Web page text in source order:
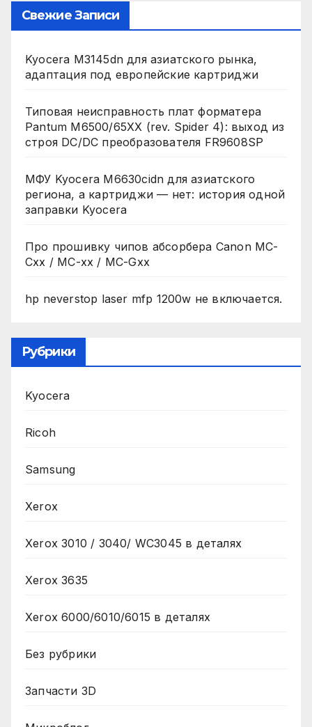
Свежие Записи
Kyocera M3145dn для азиатского рынка,
адаптация под европейские картриджи
Типовая неисправность плат форматера
Pantum M6500/65XX (rev. Spider 4): выход из
строя DC/DC преобразователя FR9608SP
МФУ Kyocera M6630cidn для азиатского
региона, а картриджи — нет: история одной
заправки Kyocera
Про прошивку чипов абсорбера Canon MC-
Cxx / MC-xx / MC-Gxx
hp neverstop laser mfp 1200w не включается.
Рубрики
Kyocera
Ricoh
Samsung
Xerox
Xerox 3010 / 3040/ WC3045 в деталях
Xerox 3635
Xerox 6000/6010/6015 в деталях
Без рубрики
Запчасти 3D